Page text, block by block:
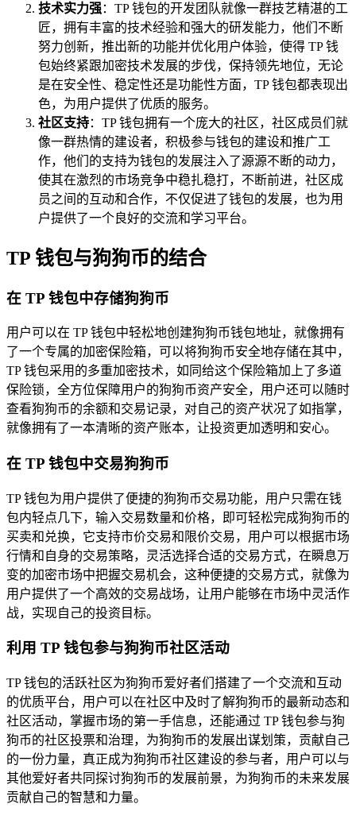
技术实力强：TP 钱包的开发团队就像一群技艺精湛的工
匠，拥有丰富的技术经验和强大的研发能力，他们不断
努力创新，推出新的功能并优化用户体验，使得 TP 钱
包始终紧跟加密技术发展的步伐，保持领先地位，无论
是在安全性、稳定性还是功能性方面，TP 钱包都表现出
色，为用户提供了优质的服务。
社区支持：TP 钱包拥有一个庞大的社区，社区成员们就
像一群热情的建设者，积极参与钱包的建设和推广工
作，他们的支持为钱包的发展注入了源源不断的动力，
使其在激烈的市场竞争中稳扎稳打，不断前进，社区成
员之间的互动和合作，不仅促进了钱包的发展，也为用
户提供了一个良好的交流和学习平台。
TP 钱包与狗狗币的结合
在 TP 钱包中存储狗狗币
用户可以在 TP 钱包中轻松地创建狗狗币钱包地址，就像拥有
了一个专属的加密保险箱，可以将狗狗币安全地存储在其中，
TP 钱包采用的多重加密技术，如同给这个保险箱加上了多道
保险锁，全方位保障用户的狗狗币资产安全，用户还可以随时
查看狗狗币的余额和交易记录，对自己的资产状况了如指掌，
就像拥有了一本清晰的资产账本，让投资更加透明和安心。
在 TP 钱包中交易狗狗币
TP 钱包为用户提供了便捷的狗狗币交易功能，用户只需在钱
包内轻点几下，输入交易数量和价格，即可轻松完成狗狗币的
买卖和兑换，它支持市价交易和限价交易，用户可以根据市场
行情和自身的交易策略，灵活选择合适的交易方式，在瞬息万
变的加密市场中把握交易机会，这种便捷的交易方式，就像为
用户提供了一个高效的交易战场，让用户能够在市场中灵活作
战，实现自己的投资目标。
利用 TP 钱包参与狗狗币社区活动
TP 钱包的活跃社区为狗狗币爱好者们搭建了一个交流和互动
的优质平台，用户可以在社区中及时了解狗狗币的最新动态和
社区活动，掌握市场的第一手信息，还能通过 TP 钱包参与狗
狗币的社区投票和治理，为狗狗币的发展出谋划策，贡献自己
的一份力量，真正成为狗狗币社区建设的参与者，用户可以与
其他爱好者共同探讨狗狗币的发展前景，为狗狗币的未来发展
贡献自己的智慧和力量。